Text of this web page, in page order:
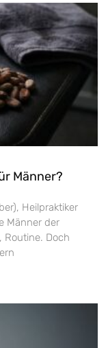
Männer?
Heilpraktiker
Männer der
Routine. Doch